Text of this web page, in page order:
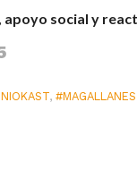
social y
,#MAGALLANES